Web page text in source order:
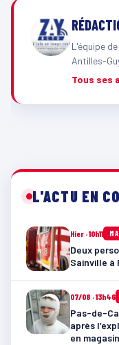
L'équipe
Antilles-
Tous ses
L'ACTU EN
Hier · 10h11
Deux
Sainville
07/08 · 13h46
Pas-de-
après
en magasin